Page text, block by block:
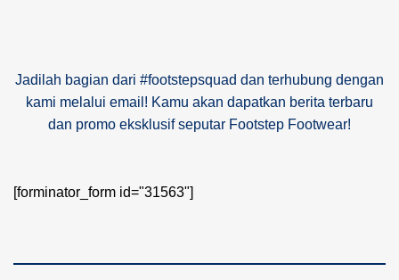
Jadilah bagian dari #footstepsquad dan terhubung dengan
kami melalui email! Kamu akan dapatkan berita terbaru
dan promo eksklusif seputar Footstep Footwear!
[forminator_form id="31563"]